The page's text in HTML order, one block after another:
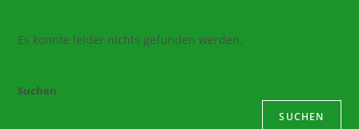
Es konnte leider nichts gefunden werden.
Suchen
SUCHEN